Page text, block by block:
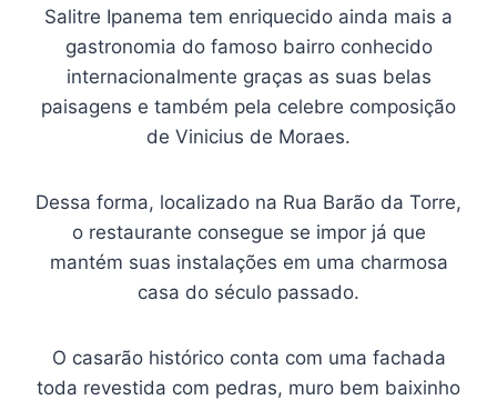
Salitre Ipanema tem enriquecido ainda mais a
gastronomia do famoso bairro conhecido
internacionalmente graças as suas belas
paisagens e também pela celebre composição
de Vinicius de Moraes.
Dessa forma, localizado na Rua Barão da Torre,
o restaurante consegue se impor já que
mantém suas instalações em uma charmosa
casa do século passado.
O casarão histórico conta com uma fachada
toda revestida com pedras, muro bem baixinho